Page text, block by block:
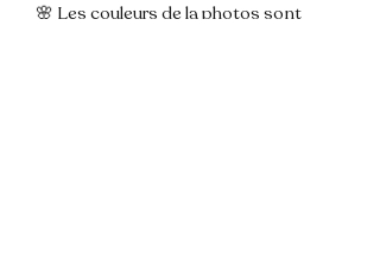
🌸 Les couleurs de la photos sont